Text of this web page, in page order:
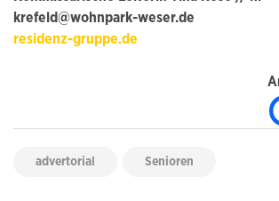
krefeld@wohnpark-weser.de
residenz-gruppe.de
advertorial Senioren